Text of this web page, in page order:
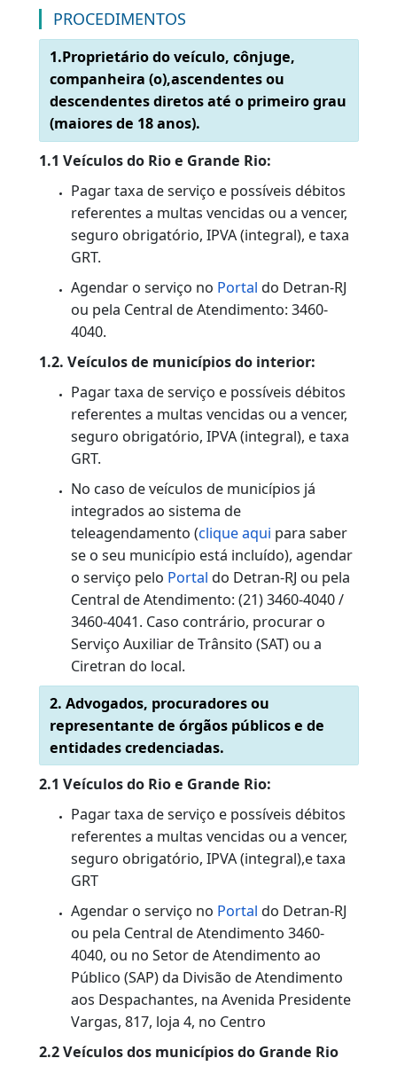
kit gás, mencionando o veículo fornecedor
do kit gás e o veículo no qual o mesmo foi
instalado, ou cópia autenticada por Fiscal
de Rendas.
Para que a mudança de combustível possa
ser efetuada no sistema, é indispensável
que o mesmo serviço já tenha sido
realizado no veículo do qual foi retirado o
kit.
No caso de manutenção do antigo cilindro
de gás, será exigido o número do CSV
eletrônico validado no SISCSV
PROCEDIMENTOS
1.Proprietário do veículo, cônjuge,
companheira (o),ascendentes ou
descendentes diretos até o primeiro grau
(maiores de 18 anos).
1.1 Veículos do Rio e Grande Rio:
Pagar taxa de serviço e possíveis débitos
referentes a multas vencidas ou a vencer,
seguro obrigatório, IPVA (integral), e taxa
GRT.
Agendar o serviço no
ou pela Central de Atendimento: 3460-
4040.
1.2. Veículos de municípios do interior:
Pagar taxa de serviço e possíveis débitos
seguro obrigatório, IPVA (integral), e taxa
GRT.
No caso de veículos de municípios já
integrados ao sistema de
teleagendamento ( clique aqui
se o seu município está incluído), agendar